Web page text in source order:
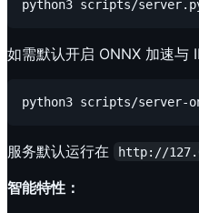
如需默认开启 ONNX 加速与
服务默认运行在 http://
智能特性：